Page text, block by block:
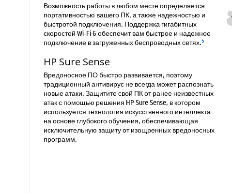
Возможность работы в любом месте определяется
портативностью вашего ПК, а также надежностью и
быстротой подключения. Поддержка гигабитных
скоростей Wi-Fi 6 обеспечит вам быстрое и надежное
подключение в загруженных беспроводных сетях.5
HP Sure Sense
Вредоносное ПО быстро развивается, поэтому
традиционный антивирус не всегда может распознать
новые атаки. Защитите свой ПК от ранее неизвестных
атак с помощью решения HP Sure Sense, в котором
используется технология искусственного интеллекта
на основе глубокого обучения, обеспечивающая
исключительную защиту от изощренных вредоносных
программ.